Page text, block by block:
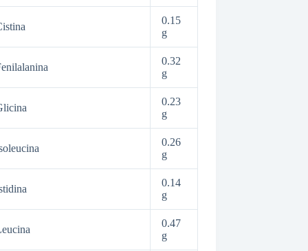
0.15
g
0.32
g
0.23
g
0.26
g
0.14
g
0.47
g